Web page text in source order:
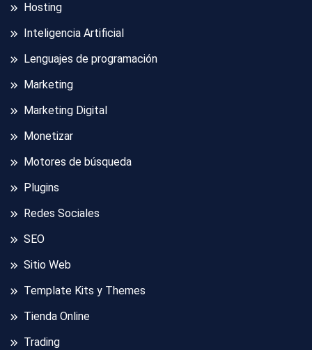
Hosting
Inteligencia Artificial
Lenguajes de programación
Marketing
Marketing Digital
Monetizar
Motores de búsqueda
Plugins
Redes Sociales
SEO
Sitio Web
Template Kits y Themes
Tienda Online
Trading